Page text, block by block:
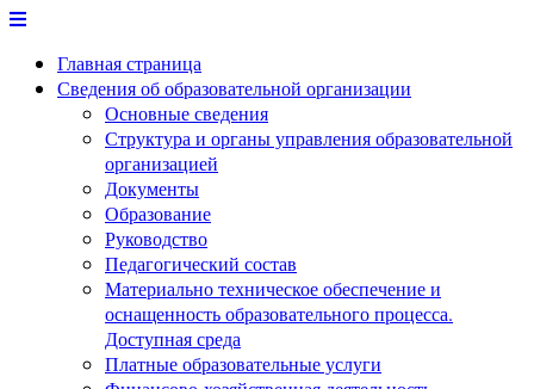
Перейти
содержимому
Главная страница
Сведения об образовательной организации
Основные сведения
Структура и органы управления образовательной
организацией
Документы
Образование
Руководство
Педагогический состав
Материально техническое обеспечение и
оснащенность образовательного процесса.
Доступная среда
Платные образовательные услуги